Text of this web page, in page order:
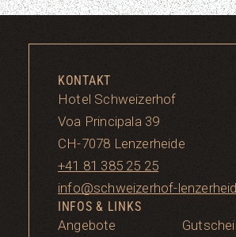
KONTAKT
Hotel Schweizerhof
Voa Principala 39
CH-7078 Lenzerheide
+41 81 385 25 25
info@schweizerhof-
INFOS & LINKS
Angebote